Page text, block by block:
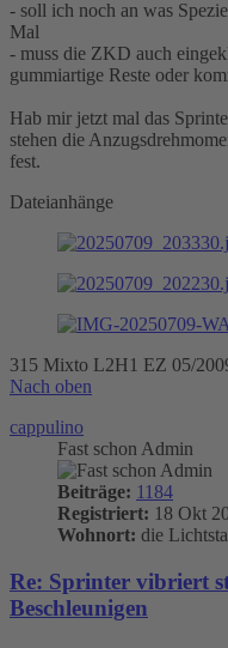
- soll ich noch an was
Mal
- muss die ZKD auch
gummiartige Reste oder
Hab mir jetzt mal das
stehen die
fest.
Dateianhänge
315 Mixto L2H1 EZ 05/
Nach oben
cappulino
Fast schon Admin
Beiträge: 1184
Registriert: 18 Okt
Wohnort: die
Re: Sprinter vibriert
Beschleunigen